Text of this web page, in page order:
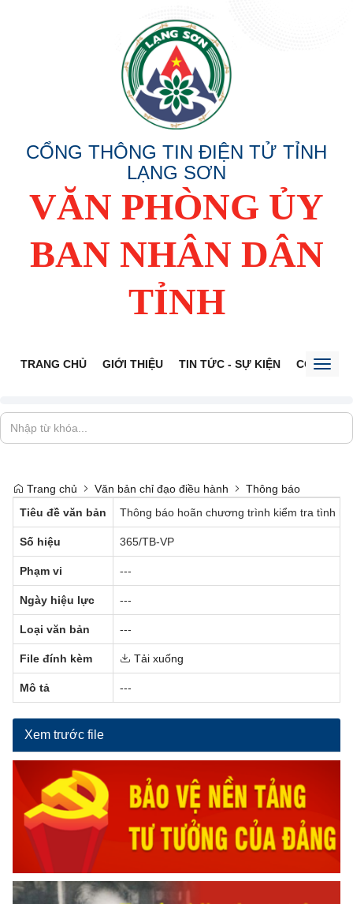
CỔNG THÔNG TIN ĐIỆN TỬ TỈNH
LẠNG SƠN
VĂN PHÒNG ỦY
BAN NHÂN DÂN
TỈNH
TRANG CHỦ GIỚI THIỆU TIN TỨC - SỰ KIỆN CỔNG
Trang chủ Văn bản chỉ đạo điều hành
Thông báo
Tiêu đề văn bản
Thông báo hoãn chương trình kiểm tra tình
Số hiệu 365/TB-VP
Phạm vi ---
Ngày hiệu lực ---
Loại văn bản ---
File đính kèm Tải xuống
Mô tả ---
Xem trước file